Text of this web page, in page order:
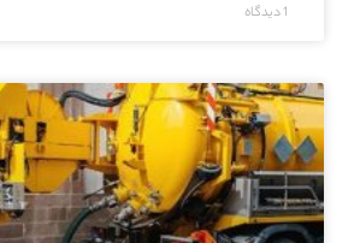
1 دیدگاه